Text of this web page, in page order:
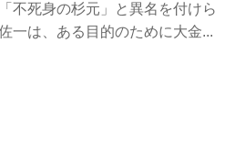
不死身の杉元」と異名を付けら
一は、ある目的のために大金...